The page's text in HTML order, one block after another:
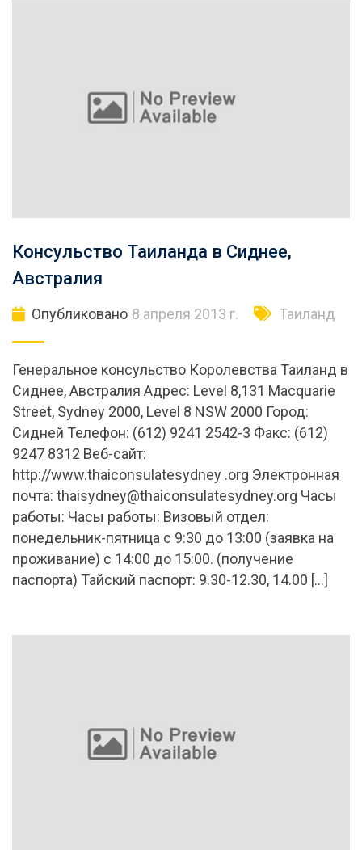
Консульство Таиланда в Сиднее,
Австралия
Опубликовано 8 апреля 2013 г. Таиланд
Генеральное консульство Королевства Таиланд в
Сиднее, Австралия Адрес: Level 8,131 Macquarie
Street, Sydney 2000, Level 8 NSW 2000 Город:
Сидней Телефон: (612) 9241 2542-3 Факс: (612)
9247 8312 Веб-сайт:
http://www.thaiconsulatesydney .org Электронная
почта: thaisydney@thaiconsulatesydney.org Часы
работы: Часы работы: Визовый отдел:
понедельник-пятница с 9:30 до 13:00 (заявка на
проживание) с 14:00 до 15:00. (получение
паспорта) Тайский паспорт: 9.30-12.30, 14.00 […]